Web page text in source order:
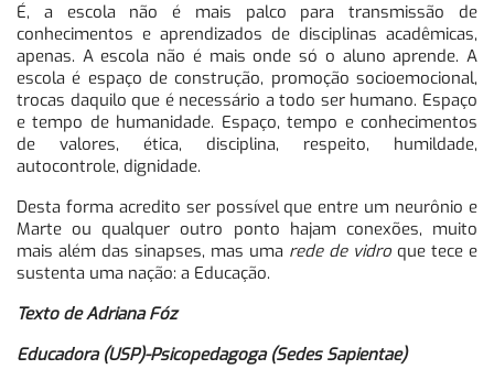
É, a escola não é mais palco para transmissão de
conhecimentos e aprendizados de disciplinas acadêmicas,
apenas. A escola não é mais onde só o aluno aprende. A
escola é espaço de construção, promoção socioemocional,
trocas daquilo que é necessário a todo ser humano. Espaço
e tempo de humanidade. Espaço, tempo e conhecimentos
de valores, ética, disciplina, respeito, humildade,
autocontrole, dignidade.
Desta forma acredito ser possível que entre um neurônio e
Marte ou qualquer outro ponto hajam conexões, muito
mais além das sinapses, mas uma rede de vidro que tece e
sustenta uma nação: a Educação.
Texto de Adriana Fóz
Educadora (USP)-Psicopedagoga (Sedes Sapientae)